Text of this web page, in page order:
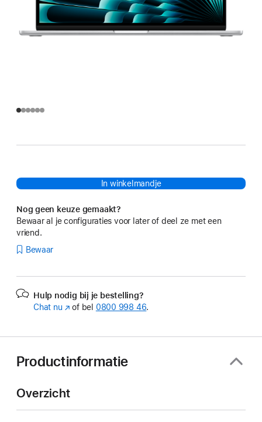
In winkelmandje
Nog geen keuze gemaakt?
Bewaar al je configuraties voor later of deel ze met een
vriend.
Bewaar
Hulp nodig bij je bestelling?
Chat nu (Wordt
of bel 0800 998 46.
Productinformatie
Overzicht